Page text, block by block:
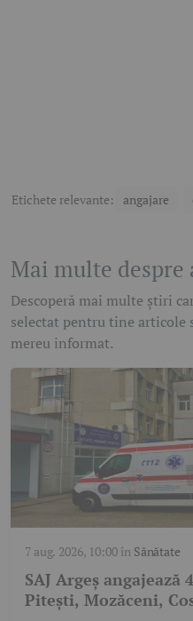
Etichete relevante: angajare
Mai multe despre
Descoperă mai multe știri
selectat pentru tine articole
mereu informat.
7 aug. 2026, 10:00în Sănătate
SAJ Argeș
Pitești, Mozăceni,